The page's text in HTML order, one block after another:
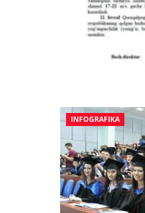
INFOGRAFIKA